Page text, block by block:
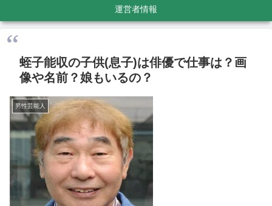
運営者情報
蛭子能収の子供(息子)は俳優で仕事は？画
像や名前？娘もいるの？
男性芸能人